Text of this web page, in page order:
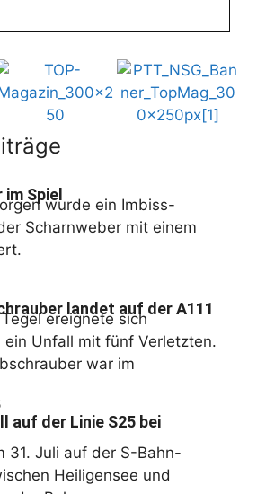
Spiel
wurde ein Imbiss-
Scharnweber mit einem
landet auf der A111
ereignete sich
ein Unfall mit fünf Verletzten.
war im
auf der Linie S25 bei
31. Juli auf der S-Bahn-
Heiligensee und